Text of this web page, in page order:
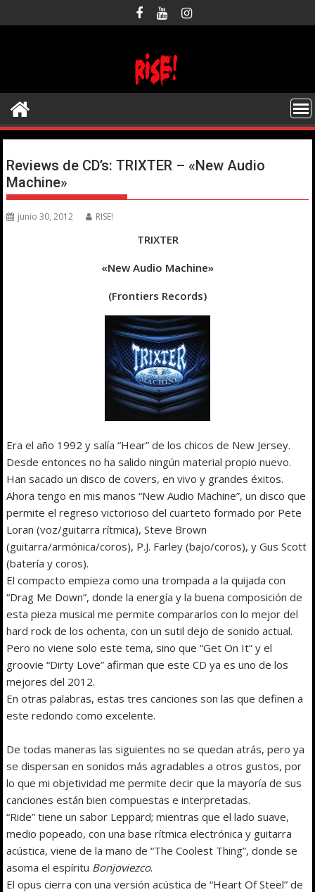
al
Reviews de CD’s: TRIXTER – «New Audio
Machine»
junio 30, 2012 RISE!
TRIXTER
«New Audio Machine»
(Frontiers Records)
Era el año 1992 y salía “Hear” de los chicos de New Jersey.
Desde entonces no ha salido ningún material propio nuevo.
Han sacado un disco de covers, en vivo y grandes éxitos.
Ahora tengo en mis manos “New Audio Machine”, un disco que
permite el regreso victorioso del cuarteto formado por Pete
Loran (voz/guitarra rítmica), Steve Brown
(guitarra/armónica/coros), P.J. Farley (bajo/coros), y Gus Scott
(batería y coros).
El compacto empieza como una trompada a la quijada con
“Drag Me Down”, donde la energía y la buena composición de
esta pieza musical me permite compararlos con lo mejor del
hard rock de los ochenta, con un sutil dejo de sonido actual.
Pero no viene solo este tema, sino que “Get On It” y el
groovie “Dirty Love” afirman que este CD ya es uno de los
mejores del 2012.
En otras palabras, estas tres canciones son las que definen a
este redondo como excelente.
De todas maneras las siguientes no se quedan atrás, pero ya
se dispersan en sonidos más agradables a otros gustos, por
lo que mi objetividad me permite decir que la mayoría de sus
canciones están bien compuestas e interpretadas.
“Ride” tiene un sabor Leppard; mientras que el lado suave,
medio popeado, con una base rítmica electrónica y guitarra
acústica, viene de la mano de “The Coolest Thing”, donde se
asoma el espíritu Bonjoviezco.
El opus cierra con una versión acústica de “Heart Of Steel” de